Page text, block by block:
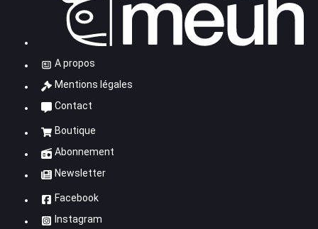
A propos
Mentions légales
Contact
Boutique
Abonnement
Newsletter
Facebook
Instagram